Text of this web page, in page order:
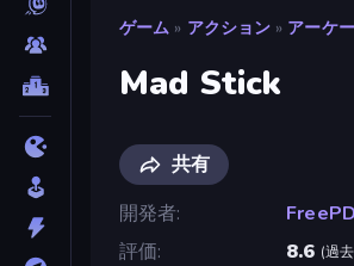
ゲーム » アクション » アーケ
Mad Stick
共有
開発者
評価
8.6 (過